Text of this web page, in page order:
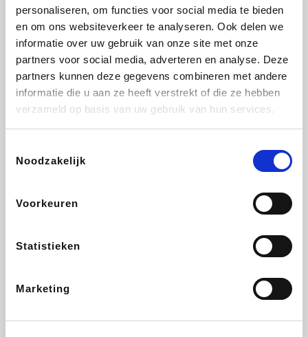
personaliseren, om functies voor social media te bieden
en om ons websiteverkeer te analyseren. Ook delen we
informatie over uw gebruik van onze site met onze
partners voor social media, adverteren en analyse. Deze
partners kunnen deze gegevens combineren met andere
informatie die u aan ze heeft verstrekt of die ze hebben
verzameld op basis van uw gebruik van hun services.
Noodzakelijk
Voorkeuren
Statistieken
Marketing
Weekendesk Sarenza Schiesser Interhome
Lufthansa
CheapTickets.be DeubaXXL